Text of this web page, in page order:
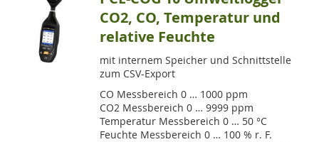
CO2, CO, Temperatur und
relative Feuchte
mit internem Speicher und Schnittstelle
zum CSV-Export
CO Messbereich 0 … 1000 ppm
CO2 Messbereich 0 … 9999 ppm
Temperatur Messbereich 0 … 50 °C
Feuchte Messbereich 0 … 100 % r. F.